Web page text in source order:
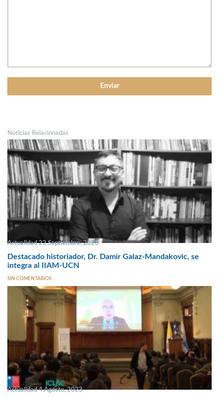
Noticias Relacionadas
Actualidad 22 Septiembre, 2023
Destacado historiador, Dr. Damir Galaz-Mandakovic, se
integra al IIAM-UCN
SIN COMENTARIOS
Actualidad 4 Agosto, 2023